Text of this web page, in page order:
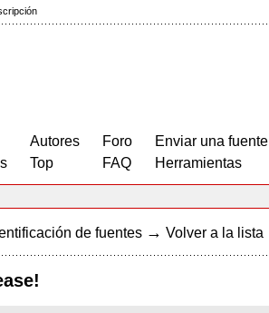
Autores
Top
Foro
FAQ
Enviar una fuente
Herramientas
de fuentes → Volver a la lista